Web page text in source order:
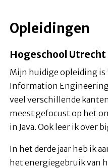
Opleidingen
Hogeschool Utrecht
Mijn huidige opleiding is
Information
veel verschillende
meest gefocust op het
in Java. Ook leer ik over
In het derde jaar heb ik
het energiegebruik van